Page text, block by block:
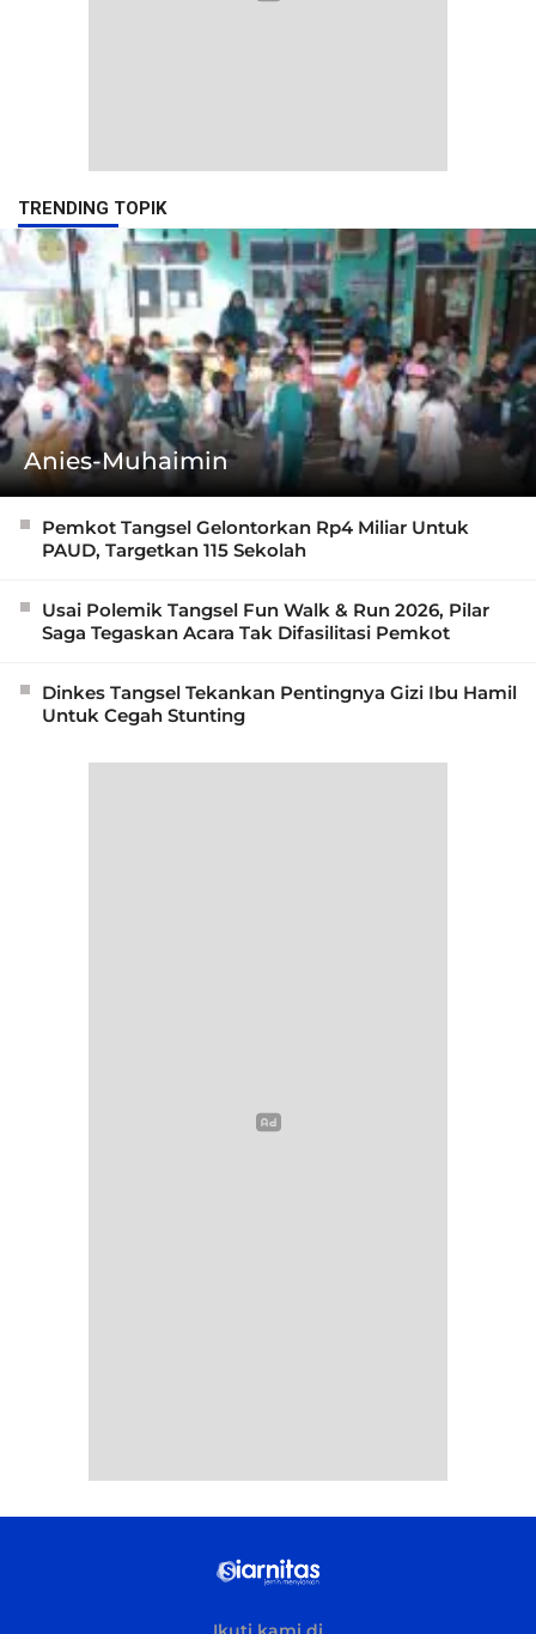
TRENDING TOPIK
Anies-Muhaimin
Pemkot Tangsel Gelontorkan Rp4 Miliar Untuk
PAUD, Targetkan 115 Sekolah
Usai Polemik Tangsel Fun Walk & Run 2026, Pilar
Saga Tegaskan Acara Tak Difasilitasi Pemkot
Dinkes Tangsel Tekankan Pentingnya Gizi Ibu Hamil
Untuk Cegah Stunting